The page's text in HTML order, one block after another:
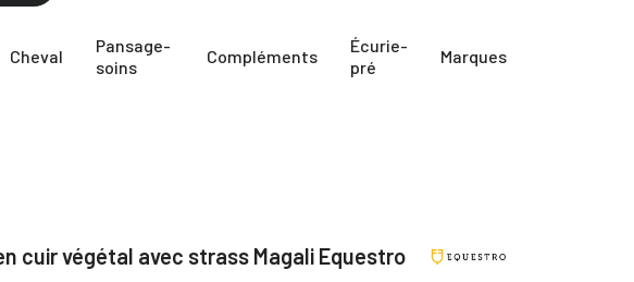
Cheval
Pansage-
soins
Compléments
Écurie-
pré
Marques
cuir végétal avec strass Magali Equestro